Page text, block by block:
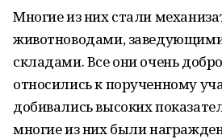
Многие из них стали
животноводами,
складами. Все они очень
относились к порученному
добивались высоких
многие из них были